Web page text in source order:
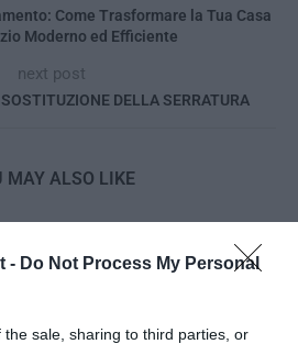
- Do Not Process My Personal
sale, sharing to third parties, or
Come Trasformare la Tua Casa
Moderno ed Efficiente
next post
DELLA SERRATURA
MAY ALSO LIKE